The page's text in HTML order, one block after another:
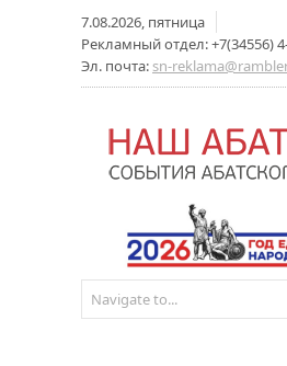
7.08.2026, пятница
Рекламный отдел: +7(34556)
Эл. почта: sn-